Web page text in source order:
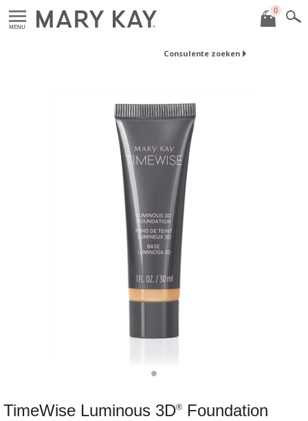
MENU
0
Consulente zoeken
TimeWise Luminous 3D® Foundation